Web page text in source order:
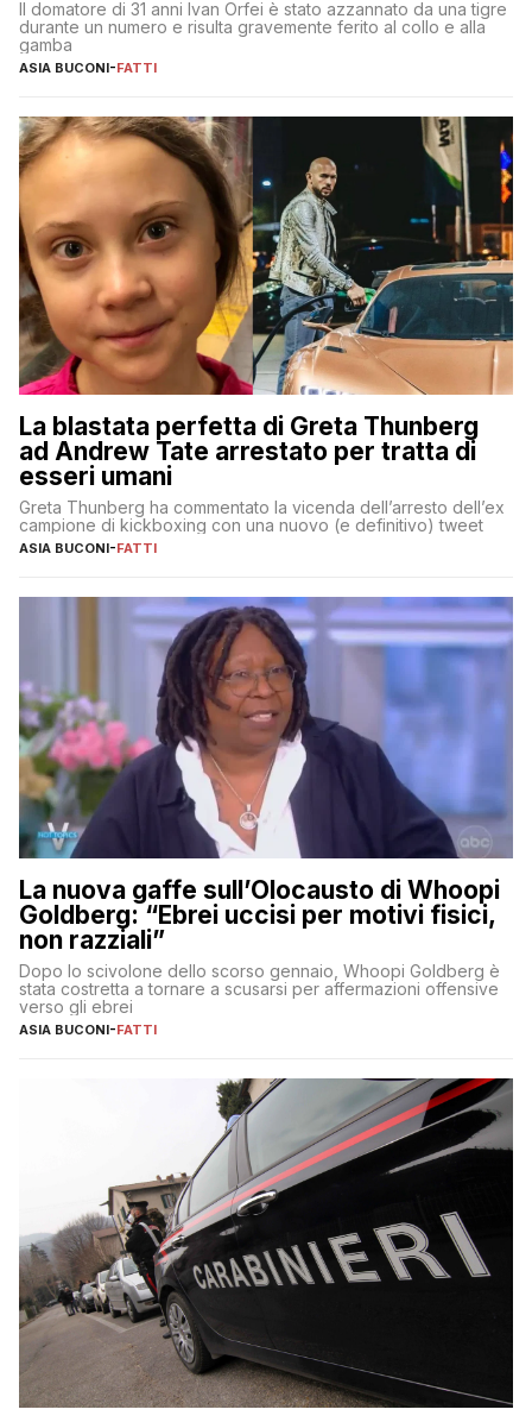
Il domatore di 31 anni Ivan Orfei è stato azzannato da una tigre
durante un numero e risulta gravemente ferito al collo e alla
gamba
ASIA BUCONI-FATTI
La blastata perfetta di Greta Thunberg
ad Andrew Tate arrestato per tratta di
esseri umani
Greta Thunberg ha commentato la vicenda dell’arresto dell’ex
campione di kickboxing con una nuovo (e definitivo) tweet
ASIA BUCONI-FATTI
La nuova gaffe sull’Olocausto di Whoopi
Goldberg: “Ebrei uccisi per motivi fisici,
non razziali”
Dopo lo scivolone dello scorso gennaio, Whoopi Goldberg è
stata costretta a tornare a scusarsi per affermazioni offensive
verso gli ebrei
ASIA BUCONI-FATTI